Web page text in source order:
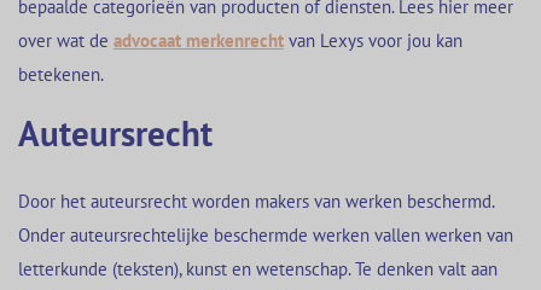
bepaalde categorieën van producten of diensten. Lees hier meer
over wat de advocaat merkenrecht van Lexys voor jou kan
betekenen.
Auteursrecht
Door het auteursrecht worden makers van werken beschermd.
Onder auteursrechtelijke beschermde werken vallen werken van
letterkunde (teksten), kunst en wetenschap. Te denken valt aan